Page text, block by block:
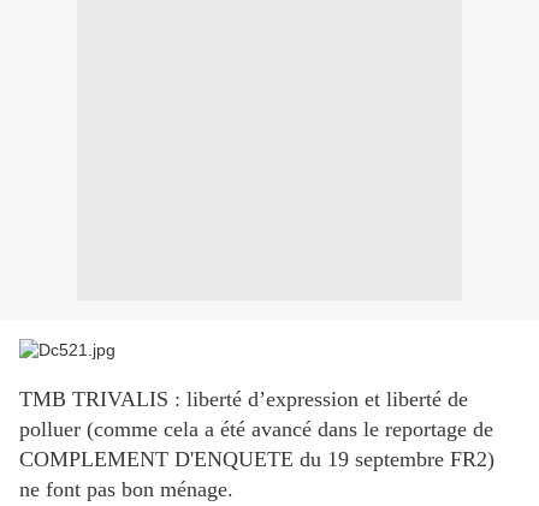
TMB TRIVALIS : liberté d’expression et liberté de
polluer (comme cela a été avancé dans le reportage de
COMPLEMENT D'ENQUETE du 19 septembre FR2)
ne font pas bon ménage.